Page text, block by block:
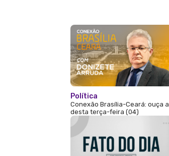
Política
Conexão Brasília-Ceará: ouça
desta terça-feira (04)